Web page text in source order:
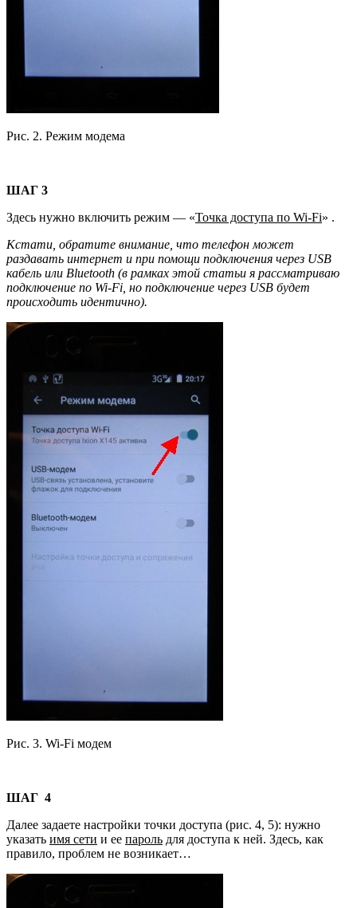
Рис. 2. Режим модема
ШАГ 3
Здесь нужно включить режим — «Точка доступа по Wi-Fi» .
Кстати, обратите внимание, что телефон может
раздавать интернет и при помощи подключения через USB
кабель или Bluetooth (в рамках этой статьи я рассматриваю
подключение по Wi-Fi, но подключение через USB будет
происходить идентично).
Рис. 3. Wi-Fi модем
ШАГ 4
Далее задаете настройки точки доступа (рис. 4, 5): нужно
указать имя сети и ее пароль для доступа к ней. Здесь, как
правило, проблем не возникает…